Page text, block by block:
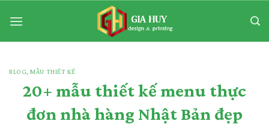
qua
BLOG ,MẪU THIẾT KẾ
20+ mẫu thiết kế menu thực
đơn nhà hàng Nhật Bản đẹp